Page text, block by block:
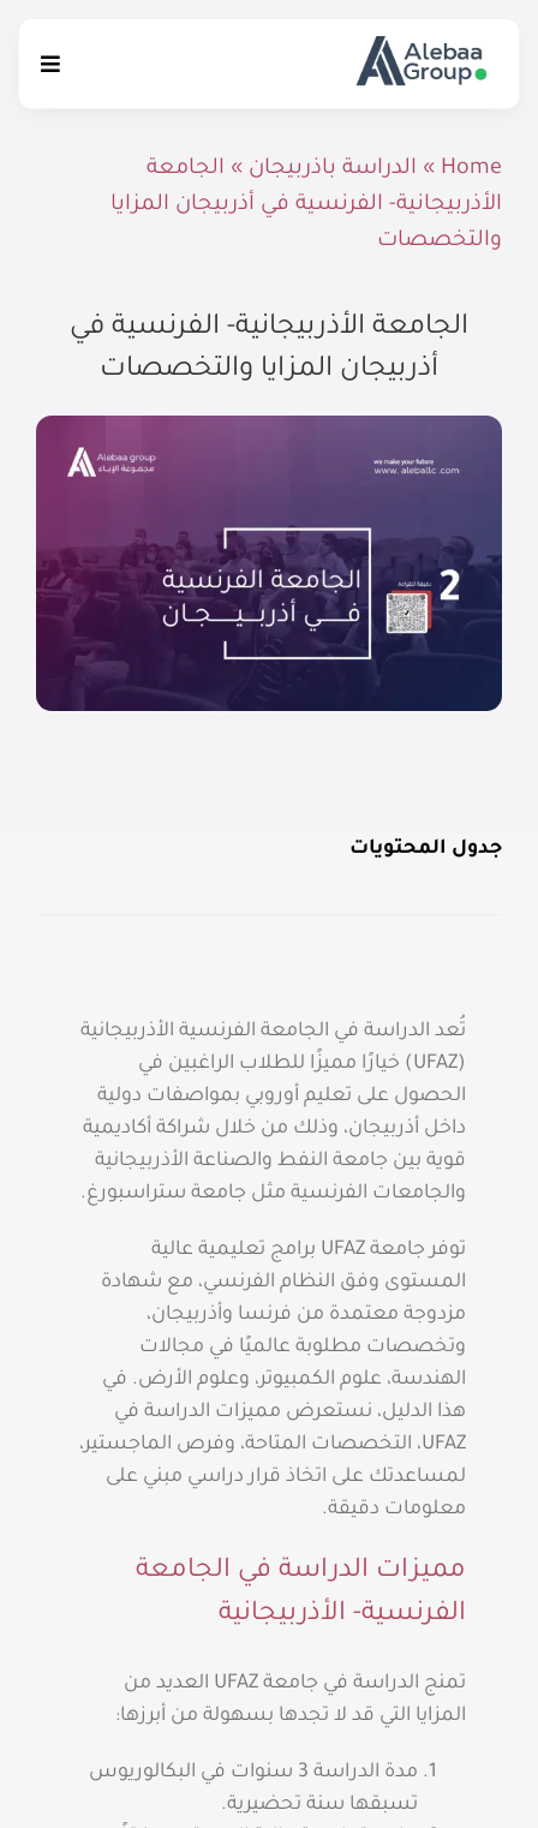
content
Toggle
إتصل بنا
Home
» الدراسة باذربيجان » الجامعة
الأذربيجانية- الفرنسية في أذربيجان المزايا
والتخصصات
الجامعة الأذربيجانية- الفرنسية في
أذربيجان المزايا والتخصصات
جدول المحتويات
تُعد الدراسة في الجامعة الفرنسية الأذربيجانية
(UFAZ) خيارًا مميزًا للطلاب الراغبين في
الحصول على تعليم أوروبي بمواصفات دولية
داخل أذربيجان، وذلك من خلال شراكة أكاديمية
قوية بين جامعة النفط والصناعة الأذربيجانية
والجامعات الفرنسية مثل جامعة ستراسبورغ.
توفر جامعة UFAZ برامج تعليمية عالية
المستوى وفق النظام الفرنسي، مع شهادة
مزدوجة معتمدة من فرنسا وأذربيجان،
وتخصصات مطلوبة عالميًا في مجالات
الهندسة، علوم الكمبيوتر، وعلوم الأرض. في
هذا الدليل، نستعرض مميزات الدراسة في
UFAZ، التخصصات المتاحة، وفرص الماجستير،
لمساعدتك على اتخاذ قرار دراسي مبني على
معلومات دقيقة.
مميزات الدراسة في الجامعة
الفرنسية- الأذربيجانية
تمنج الدراسة في جامعة UFAZ العديد من
المزايا التي قد لا تجدها بسهولة من أبرزها:
مدة الدراسة 3 سنوات في البكالوريوس
تسبقها سنة تحضيرية.